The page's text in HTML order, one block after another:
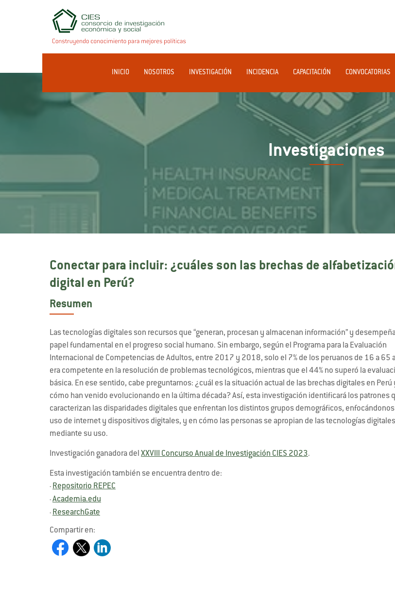
INICIO NOSOTROS INVESTIGACIÓN INCIDENCIA CAPACITACIÓN CONVOCATORIAS
Investigaciones
Conectar para incluir: ¿cuáles son las brechas de
digital en Perú?
Resumen
Las tecnologías digitales son recursos que “generan, procesan y almacenan información” y
papel fundamental en el progreso social humano. Sin embargo, según el Programa para la Evaluación
Internacional de Competencias de Adultos, entre 2017 y 2018, solo el 7% de los peruanos de 16 a 65
era competente en la resolución de problemas tecnológicos, mientras que el 44% no superó la
básica. En ese sentido, cabe preguntarnos: ¿cuál es la situación actual de las brechas digitales en Perú
cómo han venido evolucionando en la última década? Así, esta investigación identificará los patrones
caracterizan las disparidades digitales que enfrentan los distintos grupos demográficos, enfocándonos
uso de internet y dispositivos digitales, y en cómo las personas se apropian de las tecnologías digitales
mediante su uso.
Investigación ganadora del XXVIII Concurso Anual de Investigación CIES 2023.
Esta investigación también se encuentra dentro de:
- Repositorio REPEC
- Academia.edu
- ResearchGate
Compartir en: